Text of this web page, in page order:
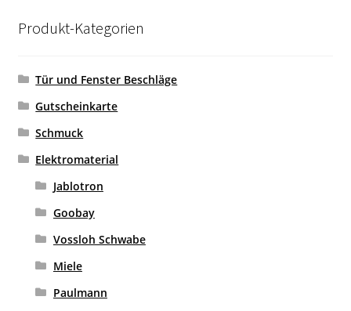
Produkt-Kategorien
Tür und Fenster Beschläge
Gutscheinkarte
Schmuck
Elektromaterial
Jablotron
Goobay
Vossloh Schwabe
Miele
Paulmann